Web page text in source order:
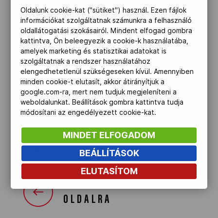
Kettőskarrier-program
NOB
Társszervezetek
OVEP
Adatbank
Szombaton kora délután megérkezett
a magyar ifjúsági csapat
Besztercebányára és Zólyomra, a XVI.
Nyári Európai Ifjúsági Olimpiai
Fesztivál helyszínére.
BESZTERCEBÁNYA 2022
VISSZA AZ ELŐZŐ
OLDALRA
Oldalunk cookie-kat ("sütiket") használ. Ezen fájlok
információkat szolgáltatnak számunkra a felhasználó
oldallátogatási szokásairól. Mindent elfogad gombra
kattintva, Ön beleegyezik a cookie-k használatába,
amelyek marketing és statisztikai adatokat is
szolgáltatnak a rendszer használatához
elengedhetetlenül szükségeseken kívül. Amennyiben
minden cookie-t elutasít, akkor átirányítjuk a
google.com-ra, mert nem tudjuk megjeleníteni a
weboldalunkat. Beállítások gombra kattintva tudja
módosítani az engedélyezett cookie-kat.
MINDET ELFOGADOM
BEÁLLÍTÁSOK
ELUTASÍTOM